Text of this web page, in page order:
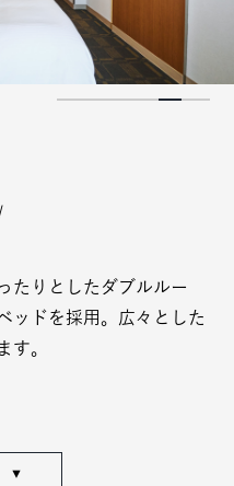
/
たりとしたダブルルー
ッドを採用。広々とした
。
▼